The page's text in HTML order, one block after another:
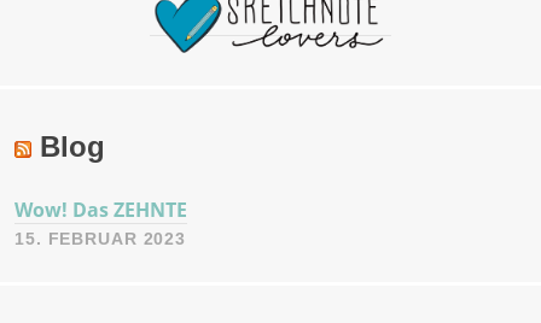
Blog
Wow! Das ZEHNTE
15. FEBRUAR 2023